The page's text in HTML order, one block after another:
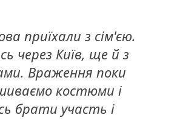
приїхали з сім'єю.
через Київ, ще й з
Враження поки
костюми і
брати участь і